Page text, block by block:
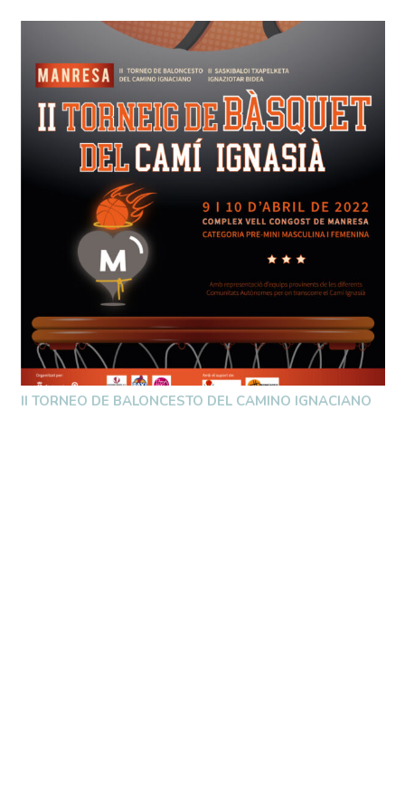
II TORNEO DE BALONCESTO DEL CAMINO IGNACIANO